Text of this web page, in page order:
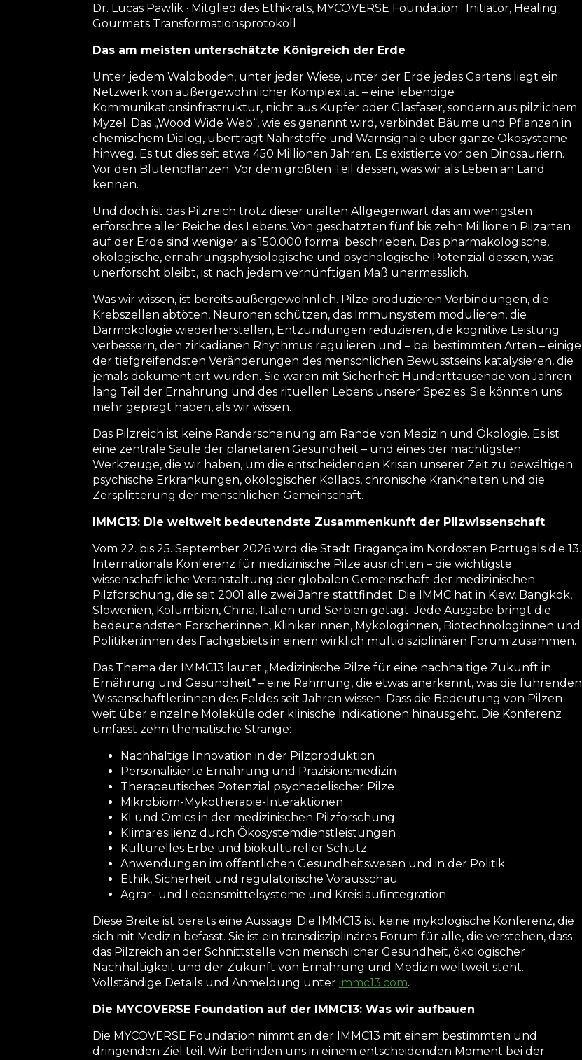
Dr. Lucas Pawlik · Mitglied des Ethikrats, MYCOVERSE Foundation · Initiator, Healing
Gourmets Transformationsprotokoll
Das am meisten unterschätzte Königreich der Erde
Unter jedem Waldboden, unter jeder Wiese, unter der Erde jedes Gartens liegt ein
Netzwerk von außergewöhnlicher Komplexität – eine lebendige
Kommunikationsinfrastruktur, nicht aus Kupfer oder Glasfaser, sondern aus pilzlichem
Myzel. Das „Wood Wide Web“, wie es genannt wird, verbindet Bäume und Pflanzen in
chemischem Dialog, überträgt Nährstoffe und Warnsignale über ganze Ökosysteme
hinweg. Es tut dies seit etwa 450 Millionen Jahren. Es existierte vor den Dinosauriern.
Vor den Blütenpflanzen. Vor dem größten Teil dessen, was wir als Leben an Land
kennen.
Und doch ist das Pilzreich trotz dieser uralten Allgegenwart das am wenigsten
erforschte aller Reiche des Lebens. Von geschätzten fünf bis zehn Millionen Pilzarten
auf der Erde sind weniger als 150.000 formal beschrieben. Das pharmakologische,
ökologische, ernährungsphysiologische und psychologische Potenzial dessen, was
unerforscht bleibt, ist nach jedem vernünftigen Maß unermesslich.
Was wir wissen, ist bereits außergewöhnlich. Pilze produzieren Verbindungen, die
Krebszellen abtöten, Neuronen schützen, das Immunsystem modulieren, die
Darmökologie wiederherstellen, Entzündungen reduzieren, die kognitive Leistung
verbessern, den zirkadianen Rhythmus regulieren und – bei bestimmten Arten – einige
der tiefgreifendsten Veränderungen des menschlichen Bewusstseins katalysieren, die
jemals dokumentiert wurden. Sie waren mit Sicherheit Hunderttausende von Jahren
lang Teil der Ernährung und des rituellen Lebens unserer Spezies. Sie könnten uns
mehr geprägt haben, als wir wissen.
Das Pilzreich ist keine Randerscheinung am Rande von Medizin und Ökologie. Es ist
eine zentrale Säule der planetaren Gesundheit – und eines der mächtigsten
Werkzeuge, die wir haben, um die entscheidenden Krisen unserer Zeit zu bewältigen:
psychische Erkrankungen, ökologischer Kollaps, chronische Krankheiten und die
Zersplitterung der menschlichen Gemeinschaft.
IMMC13: Die weltweit bedeutendste Zusammenkunft der Pilzwissenschaft
Vom 22. bis 25. September 2026 wird die Stadt Bragança im Nordosten Portugals die 13.
Internationale Konferenz für medizinische Pilze ausrichten – die wichtigste
wissenschaftliche Veranstaltung der globalen Gemeinschaft der medizinischen
Pilzforschung, die seit 2001 alle zwei Jahre stattfindet. Die IMMC hat in Kiew, Bangkok,
Slowenien, Kolumbien, China, Italien und Serbien getagt. Jede Ausgabe bringt die
bedeutendsten Forscher:innen, Kliniker:innen, Mykolog:innen, Biotechnolog:innen und
Politiker:innen des Fachgebiets in einem wirklich multidisziplinären Forum zusammen.
Das Thema der IMMC13 lautet „Medizinische Pilze für eine nachhaltige Zukunft in
Ernährung und Gesundheit“ – eine Rahmung, die etwas anerkennt, was die führenden
Wissenschaftler:innen des Feldes seit Jahren wissen: Dass die Bedeutung von Pilzen
weit über einzelne Moleküle oder klinische Indikationen hinausgeht. Die Konferenz
umfasst zehn thematische Stränge:
Nachhaltige Innovation in der Pilzproduktion
Personalisierte Ernährung und Präzisionsmedizin
Therapeutisches Potenzial psychedelischer Pilze
Mikrobiom-Mykotherapie-Interaktionen
KI und Omics in der medizinischen Pilzforschung
Klimaresilienz durch Ökosystemdienstleistungen
Kulturelles Erbe und biokultureller Schutz
Anwendungen im öffentlichen Gesundheitswesen und in der Politik
Ethik, Sicherheit und regulatorische Vorausschau
Agrar- und Lebensmittelsysteme und Kreislaufintegration
Diese Breite ist bereits eine Aussage. Die IMMC13 ist keine mykologische Konferenz, die
sich mit Medizin befasst. Sie ist ein transdisziplinäres Forum für alle, die verstehen, dass
das Pilzreich an der Schnittstelle von menschlicher Gesundheit, ökologischer
Nachhaltigkeit und der Zukunft von Ernährung und Medizin weltweit steht.
Vollständige Details und Anmeldung unter immc13.com.
Die MYCOVERSE Foundation auf der IMMC13: Was wir aufbauen
Die MYCOVERSE Foundation nimmt an der IMMC13 mit einem bestimmten und
dringenden Ziel teil. Wir befinden uns in einem entscheidenden Moment bei der